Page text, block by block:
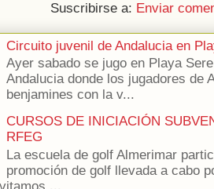
Suscribirse a: Enviar
Circuito juvenil de Andalucia en
Ayer sabado se jugo en Playa
Andalucia donde los jugadores de
benjamines con la v...
CURSOS DE INICIACIÓN
RFEG
La escuela de golf Almerimar
promoción de golf llevada a cabo